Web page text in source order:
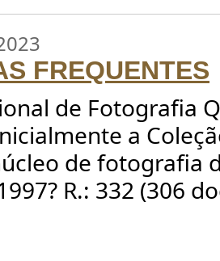
FREQUENTES
de Fotografia
a
de fotografia
R.: 332 (306